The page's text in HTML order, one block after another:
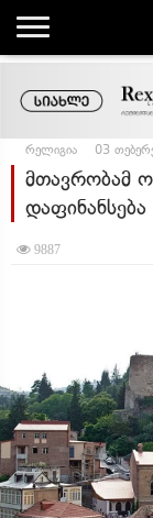
რელიგია 03
მთავრობამ
9887